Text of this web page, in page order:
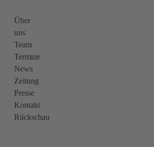
Über
uns
Team
Termine
News
Zeitung
Presse
Kontakt
Rückschau